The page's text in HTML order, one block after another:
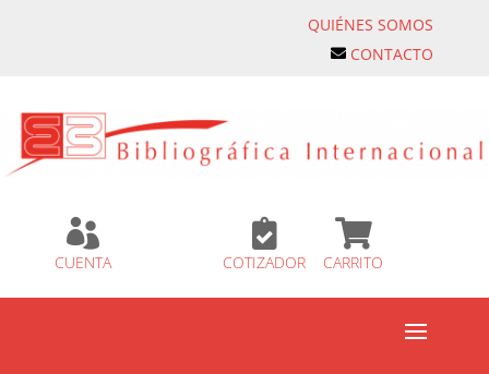
QUIÉNES SOMOS
CONTACTO

CUENTA

COTIZADOR

CARRITO